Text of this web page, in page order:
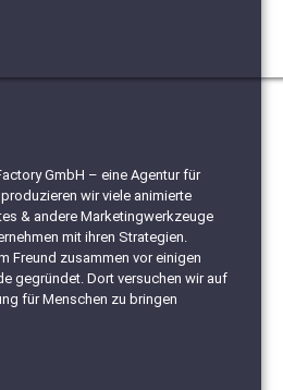
GmbH – eine Agentur für
wir viele animierte
& andere Marketingwerkzeuge
mit ihren Strategien.
Freund zusammen vor einigen
gegründet. Dort versuchen wir auf
Hoffnung für Menschen zu bringen